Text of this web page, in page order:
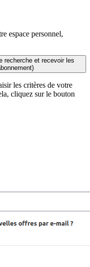
espace personnel,
recherche et recevoir les
les critères de votre
cliquez sur le bouton